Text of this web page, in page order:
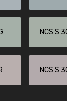
NCS S
NCS S